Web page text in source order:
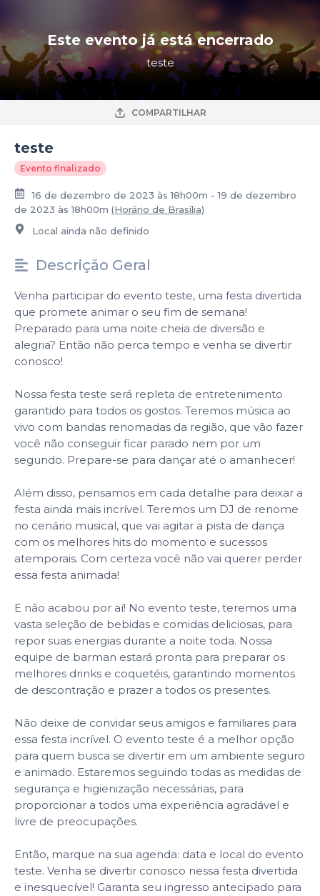
Este evento já está encerrado
teste
COMPARTILHAR
teste
Evento finalizado
16 de dezembro de 2023 às 18h00m - 19 de dezembro
de 2023 às 18h00m (Horário de Brasília)
Local ainda não definido
Descrição Geral
Venha participar do evento teste, uma festa divertida
que promete animar o seu fim de semana!
Preparado para uma noite cheia de diversão e
alegria? Então não perca tempo e venha se divertir
conosco!
Nossa festa teste será repleta de entretenimento
garantido para todos os gostos. Teremos música ao
vivo com bandas renomadas da região, que vão fazer
você não conseguir ficar parado nem por um
segundo. Prepare-se para dançar até o amanhecer!
Além disso, pensamos em cada detalhe para deixar a
festa ainda mais incrível. Teremos um DJ de renome
no cenário musical, que vai agitar a pista de dança
com os melhores hits do momento e sucessos
atemporais. Com certeza você não vai querer perder
essa festa animada!
E não acabou por aí! No evento teste, teremos uma
vasta seleção de bebidas e comidas deliciosas, para
repor suas energias durante a noite toda. Nossa
equipe de barman estará pronta para preparar os
melhores drinks e coquetéis, garantindo momentos
de descontração e prazer a todos os presentes.
Não deixe de convidar seus amigos e familiares para
essa festa incrível. O evento teste é a melhor opção
para quem busca se divertir em um ambiente seguro
e animado. Estaremos seguindo todas as medidas de
segurança e higienização necessárias, para
proporcionar a todos uma experiência agradável e
livre de preocupações.
Então, marque na sua agenda: data e local do evento
teste. Venha se divertir conosco nessa festa divertida
e inesquecível! Garanta seu ingresso antecipado para